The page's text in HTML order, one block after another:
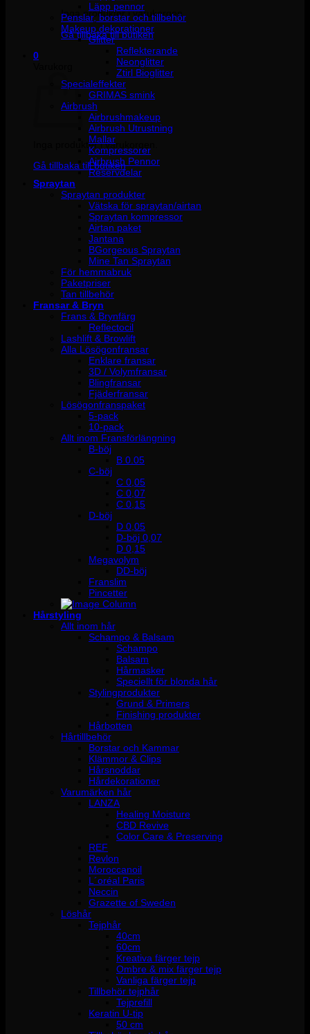
Inga produkter i varukorgen.
Gå tillbaka till butiken
0
Inga produkter i varukorgen.
Gå tillbaka till butiken
Läpp pennor
Penslar, borstar och tillbehör
Makeup dekorationer
Glitter
Reflekterande
Neonglitter
Ztirl Bioglitter
Specialeffekter
GRIMAS smink
Airbrush
Airbrushmakeup
Airbrush Utrustning
Mallar
Kompressorer
Airbrush Pennor
Reservdelar
Spraytan
Spraytan produkter
Vätska för spraytan/airtan
Spraytan kompressor
Airtan paket
Jantana
BGorgeous Spraytan
Mine Tan Spraytan
För hemmabruk
Paketpriser
Tan tillbehör
Fransar & Bryn
Frans & Brynfärg
Reflectocil
Lashlift & Browlift
Alla Lösögonfransar
Enklare fransar
3D / Volymfransar
Blingfransar
Fjäderfransar
Lösögonfranspaket
5-pack
10-pack
Allt inom Fransförlängning
B-böj
B 0.05
C-böj
C 0,05
C 0,07
C 0,15
D-böj
D 0,05
D-böj 0,07
D 0,15
Megavolym
DD-böj
Franslim
Pincetter
Hårstyling
Allt inom hår
Schampo & Balsam
Schampo
Balsam
Hårmasker
Speciellt för blonda hår
Stylingprodukter
Grund & Primers
Finishing produkter
Hårbotten
Hårtillbehör
Borstar och Kammar
Klämmor & Clips
Hårsnoddar
Hårdekorationer
Varumärken hår
LANZA
Healing Moisture
CBD Revive
Color Care & Preserving
REF
Revlon
Moroccanoil
L´oréal Paris
Neccin
Grazette of Sweden
Löshår
Tejphår
40cm
60cm
Kreativa färger tejp
Ombre & mix färger tejp
Vanliga färger tejp
Tillbehör tejphår
Tejprefill
Keratin U-tip
50 cm